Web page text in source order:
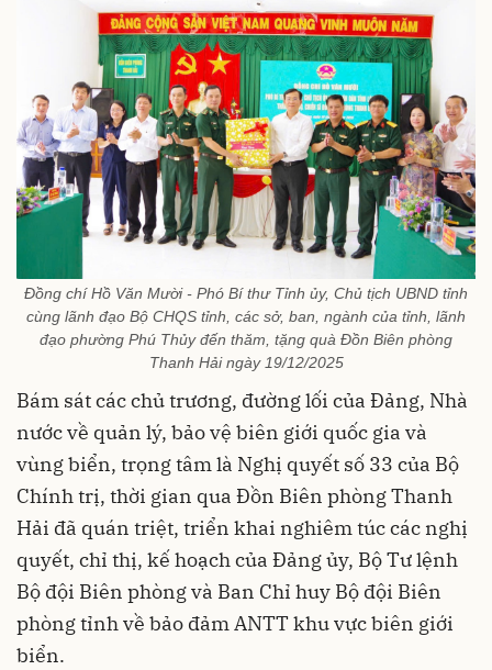
Đồng chí Hồ Văn Mười - Phó Bí thư Tỉnh ủy, Chủ tịch UBND tỉnh
cùng lãnh đạo Bộ CHQS tỉnh, các sở, ban, ngành của tỉnh, lãnh
đạo phường Phú Thủy đến thăm, tặng quà Đồn Biên phòng
Thanh Hải ngày 19/12/2025
Bám sát các chủ trương, đường lối của Đảng, Nhà
nước về quản lý, bảo vệ biên giới quốc gia và
vùng biển, trọng tâm là Nghị quyết số 33 của Bộ
Chính trị, thời gian qua Đồn Biên phòng Thanh
Hải đã quán triệt, triển khai nghiêm túc các nghị
quyết, chỉ thị, kế hoạch của Đảng ủy, Bộ Tư lệnh
Bộ đội Biên phòng và Ban Chỉ huy Bộ đội Biên
phòng tỉnh về bảo đảm ANTT khu vực biên giới
biển.